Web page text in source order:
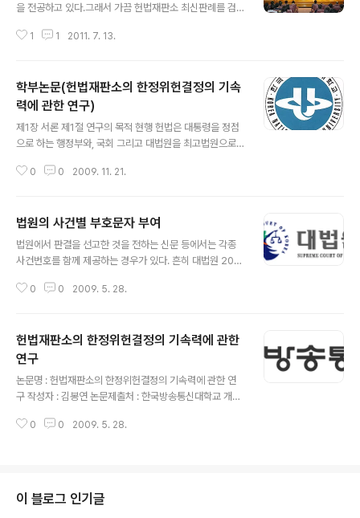
을 전공하고 있다.그래서 가끔 헌법재판소 최신판례를 검
정에 참여한 9명의 재판관들의 이름이맨 마지막에 나열되
에 일반 국민들이 비난하는 판례에 대하여도나는 가끔씩
어쩔 수 없다는 생각을 자주 한다.하지만 그래도 나도 사람
인지라 또는 법학도로서 이상하다고 생각하는 판례들이 존
재한다.그럴때 검색창에 한명의 재판관의 이름을 치면 2번
이상이 검색되는 경우가 있다.그리고 나는 다시 한번 "역
시"라는 말을 자주 되뇌인다.그 분이 바로 조대현 전 헌법
1 1 2011. 7. 13.
학부논문(헌법재판소의 한정위헌결정의 기속
력에 관한 연구)
제1장 서론 제1절 연구의 목적 현행 헌법은 대통령을 정점
으로 하는 행정부와, 국회 그리고 대법원을 최고법원으로
근대시민국가에서 이어져 온 삼권분립 체제를 유지하고 있
도 하며, 이러한 견해는 현행 헌법 및 헌법재판소법 등 관련
법률들을 종합적으로 검토해 보았을 때 가장 타당한 견해
로 생각된다. 이러한 권력분립의 타당성을 옹호할 수 있는
함으로 인해서 국민의 기본권 보장을 가장 중요한 핵심으
0 0 2009. 11. 21.
법원의 사건별 부호문자 부여
법원에서 판결을 선고한 것을 전하는 신문 등에서는 각종
사건번호를 함께 제공하는 경우가 있다. 흔히 대법원 200
기준은.. 첫네자리는 사건의 접수년도 그리고 그 다음 한자
즉 사건번호가 2009다11111인 경우 2009년에 민사상
고심 사건으로서 대법원에 11111번째로 접수된 사건이라
는 뜻이다. 대법원에서 사용하는 사건별 부호인 "다", '도"
등의 경우에는.. 사건번호 앞에 대법원을 꼭 붙일 필요는 없
지만.. 기본적으로 판례의 인용에 있어서.. "법원명", 선고
일, "사건번호"의 방법으로.. 작성을 한다.. 그리고 이러한
0 0 2009. 5. 28.
헌법재판소의 한정위헌결정의 기속력에 관한
연구
논문명 : 헌법재판소의 한정위헌결정의 기속력에 관한 연
구 작성자 : 김봉연 논문제출처 : 한국방송통신대학교 개설
로 하는 행정부와, 국회 그리고 대법원을 최고법원으로 하
헌법재판소를 포함하여 현행 우리나라의 통치체제를 사권
분립의 체제로 설명하기도 하며, 이러한 견해는 현행 헌법
0 0 2009. 5. 28.
이 블로그 인기글